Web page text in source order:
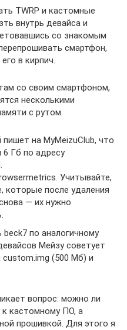
TWRP и кастомные
внутрь девайса и
со знакомым
смартфон,
в кирпич.
со своим смартфоном,
несколькими
с рутом.
на MyMeizuClub, что
6 Гб по адресу
Учитывайте,
которые после удаления
— их нужно
beck7 по аналогичному
Мейзу советует
(500 Мб) и
вопрос: можно ли
к кастомному ПО, а
прошивкой. Для этого я